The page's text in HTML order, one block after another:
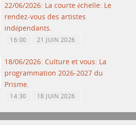
22/06/2026: La courte échelle: Le
rendez-vous des artistes
indépendants.
16:00 21 JUIN 2026
18/06/2026: Culture et vous: La
programmation 2026-2027 du
Prisme.
14:30 18 JUIN 2026